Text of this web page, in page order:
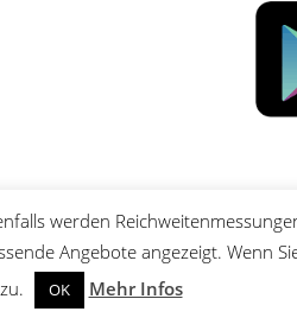
werden
Angebote angezeigt. Wenn
OK Mehr Infos